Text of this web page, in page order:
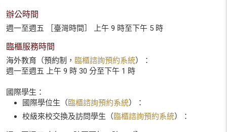
辦公時間
週一至週五 ［臺灣時間］ 上午 9 時至下午 5 時
臨櫃服務時間
海外教育（預約制， 臨櫃諮詢預約系統）：
週一至週五 上午 9 時 30 分至下午 1 時
國際學生：
國際學位生（臨櫃諮詢預約系統）：
校級來校交換及訪問學生（臨櫃諮詢預約系統）：